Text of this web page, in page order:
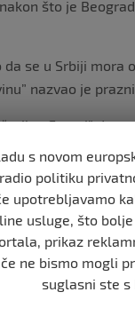
što je
se u Srbiji mora
nazvao je
u Evropi” da
djelo zapadnih
zbog litija u
Tinto” vodi svoju
u stanju da se
Ja sam
s novom
politiku
upotrebljavamo
usluge, što
prikaz
ne bismo mogli
suglasni ste s